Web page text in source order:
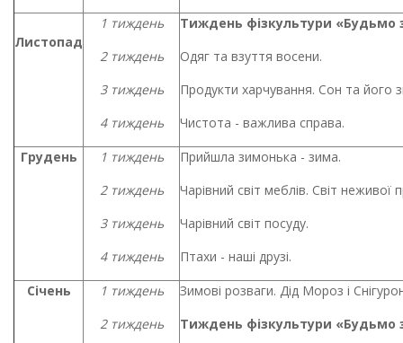
Листопад
1 тиждень
2 тиждень
3 тиждень
4 тиждень
Тиждень фізкультури «Будьмо
Одяг та взуття восени.
Продукти харчування. Сон та його
Чистота - важлива справа.
Грудень
1 тиждень
2 тиждень
3 тиждень
4 тиждень
Прийшла зимонька - зима.
Чарівний світ меблів. Світ неживої
Чарівний світ посуду.
Птахи - наші друзі.
Січень
1 тиждень
2 тиждень
Зимові розваги. Дід Мороз і
Тиждень фізкультури «Будьмо